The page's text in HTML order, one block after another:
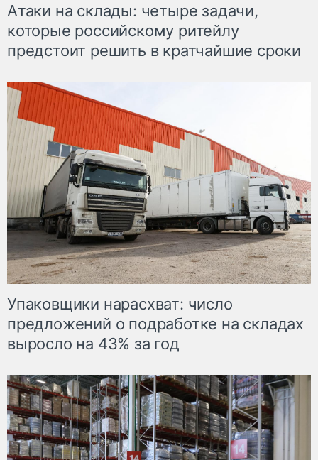
Атаки на склады: четыре задачи,
которые российскому ритейлу
предстоит решить в кратчайшие сроки
Упаковщики нарасхват: число
предложений о подработке на складах
выросло на 43% за год